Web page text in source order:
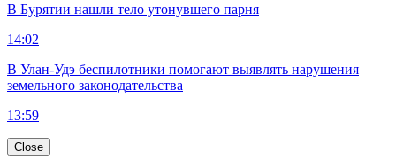
В Бурятии нашли тело утонувшего парня
14:02
В Улан-Удэ беспилотники помогают выявлять нарушения
земельного законодательства
13:59
Close